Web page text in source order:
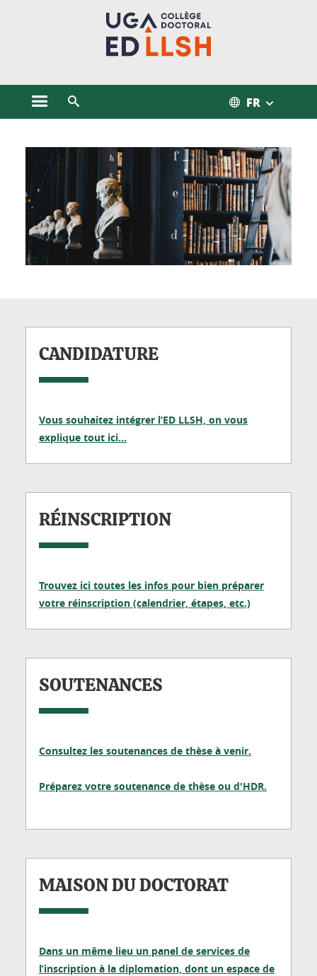
Ouvrir le menu principal FR
CANDIDATURE
Vous souhaitez intégrer l’ED LLSH, on vous
explique tout ici…
RÉINSCRIPTION
Trouvez ici toutes les infos pour bien préparer
votre réinscription (calendrier, étapes, etc.)
SOUTENANCES
Consultez les soutenances de thèse à venir.
Préparez votre soutenance de thèse ou d'HDR.
MAISON DU DOCTORAT
Dans un même lieu un panel de services de
l’inscription à la diplomation, dont un espace de